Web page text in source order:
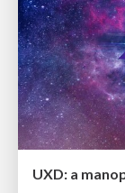
UXD: a